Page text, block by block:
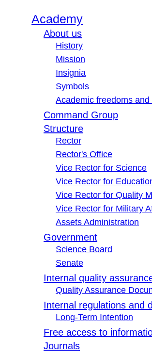
Academy
About us
History
Mission
Insignia
Symbols
Academic freedoms
Command Group
Structure
Rector
Rector's Office
Vice Rector for Science
Vice Rector for
Vice Rector for Quality
Vice Rector for Military
Assets Administration
Government
Science Board
Senate
Internal quality
Quality Assurance
Internal regulations and
Long-Term Intention
Free access to
Journals